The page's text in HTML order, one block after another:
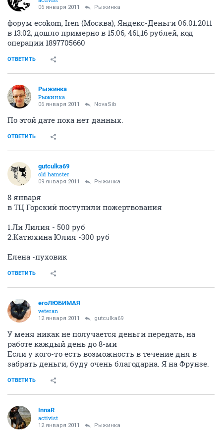
06 января 2011 Рыжинка
форум ecokom, Iren (Москва), Яндекс-Деньги 06.01.2011
в 13:02, дошло примерно в 15:06, 461,16 рублей, код
операции 1897705660
ОТВЕТИТЬ
Рыжинка
Рыжинка
06 января 2011 NovaSib
По этой дате пока нет данных.
ОТВЕТИТЬ
gutculka69
old hamster
09 января 2011 Рыжинка
8 января
в ТЦ Горский поступили пожертвования
1.Ли Лилия - 500 руб
2.Катюхина Юлия -300 руб
Елена -пуховик
ОТВЕТИТЬ
егоЛЮБИМАЯ
veteran
12 января 2011 gutculka69
У меня никак не получается деньги передать, на
работе каждый день до 8-ми
Если у кого-то есть возможность в течение дня в
забрать деньги, буду очень благодарна. Я на Фрунзе.
ОТВЕТИТЬ
InnaR
activist
12 января 2011 Рыжинка